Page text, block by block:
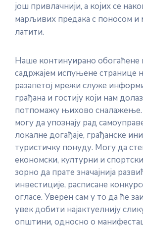
још привлачнији, а којих се
марљивих предака с поносом
латити.
Наше континуирано обогаћене
садржајем испуњене странице
разапетој мрежи служе
грађана и гостију који нам
потпомажу њихово
могу да упознају рад
локалне догађаје, грађанске
туристичку понуду. Могу да
економски, културни и
зорно да прате значајнија
инвестиције, расписане
огласе. Уверен сам у то да ће
увек добити најактуелнију
општини, односно о